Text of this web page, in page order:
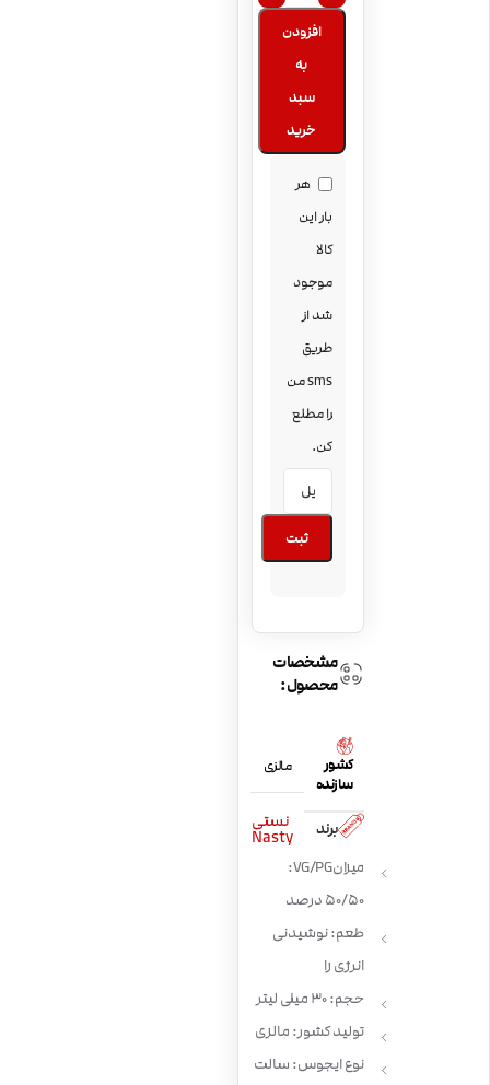
افزودن
به
سبد
خرید
هر
بار این
کالا
موجود
شد از
طریق
sms من
را مطلع
کن.
ثبت
مشخصات
محصول:
کشور
سازنده
مالزی
برند نستی
Nasty
میزان VG/PG:
50/50 درصد
طعم: نوشیدنی
انرژی زا
حجم: 30 میلی لیتر
تولید کشور: مالزی
نوع ایجوس: سالت